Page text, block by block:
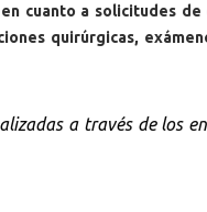
cuanto a solicitudes
quirúrgicas,
a través de los